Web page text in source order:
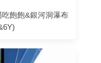
吃飽飽&銀河洞瀑布